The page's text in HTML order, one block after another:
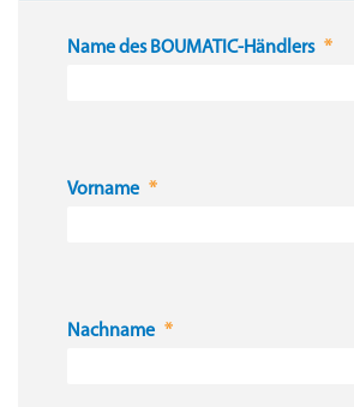
Name des BOUMATIC-Händlers
Vorname
Nachname